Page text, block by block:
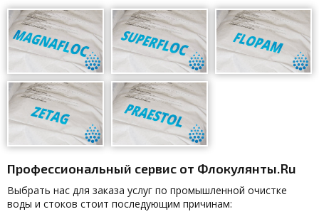
Профессиональный сервис от Флокулянты.Ru
Выбрать нас для заказа услуг по промышленной очистке
воды и стоков стоит последующим причинам: